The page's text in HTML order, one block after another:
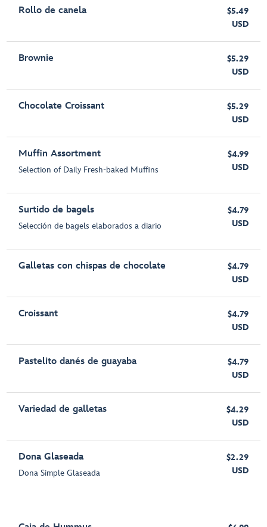
Rollo de canela
$5.49
USD
Brownie
$5.29
USD
Chocolate Croissant
$5.29
USD
Muffin Assortment
Selection of Daily Fresh-baked Muffins
$4.99
USD
Surtido de bagels
Selección de bagels elaborados a diario
$4.79
USD
Galletas con chispas de chocolate
$4.79
USD
Croissant
$4.79
USD
Pastelito danés de guayaba
$4.79
USD
Variedad de galletas
$4.29
USD
Dona Glaseada
Dona Simple Glaseada
$2.29
USD